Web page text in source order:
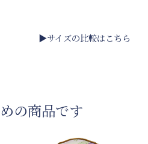
▶サイズの比較はこちら
の商品です